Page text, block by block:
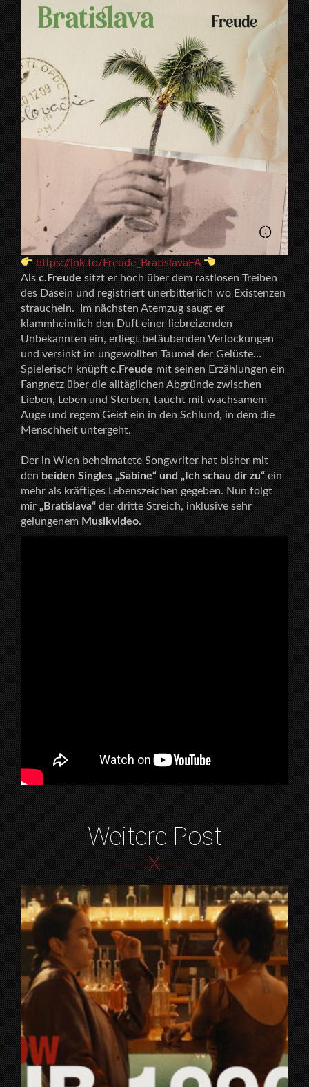
https://lnk.to/Freude_BratislavaFA
Alsc.Freudesitzt er hoch über dem rastlosen Treiben
des Dasein und registriert unerbitterlich wo Existenzen
straucheln. Im nächsten Atemzug saugt er
klammheimlich den Duft einer liebreizenden
Unbekannten ein, erliegt betäubenden Verlockungen
und versinkt im ungewollten Taumel der Gelüste…
Spielerisch knüpftc.Freudemit seinen Erzählungen ein
Fangnetz über die alltäglichen Abgründe zwischen
Lieben, Leben und Sterben, taucht mit wachsamem
Auge und regem Geist ein in den Schlund, in dem die
Menschheit untergeht.
Der in Wien beheimatete Songwriter hat bisher mit
denbeiden Singles „Sabine“ und „Ich schau dir zu“ein
mehr als kräftiges Lebenszeichen gegeben. Nun folgt
mir„Bratislava“der dritte Streich, inklusive sehr
gelungenemMusikvideo.
Weitere Post
X